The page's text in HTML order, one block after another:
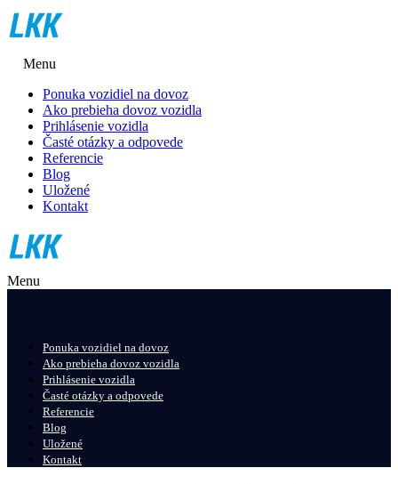
Menu
Ponuka vozidiel na dovoz
Ako prebieha dovoz vozidla
Prihlásenie vozidla
Časté otázky a odpovede
Referencie
Blog
Uložené
Kontakt
Menu
Ponuka vozidiel na dovoz
Ako prebieha dovoz vozidla
Prihlásenie vozidla
Časté otázky a odpovede
Referencie
Blog
Uložené
Kontakt